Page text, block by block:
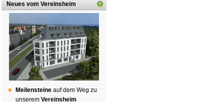
Neues vom Vereinsheim
Mei­len­stei­ne auf dem Weg zu
un­se­rem Ver­eins­heim